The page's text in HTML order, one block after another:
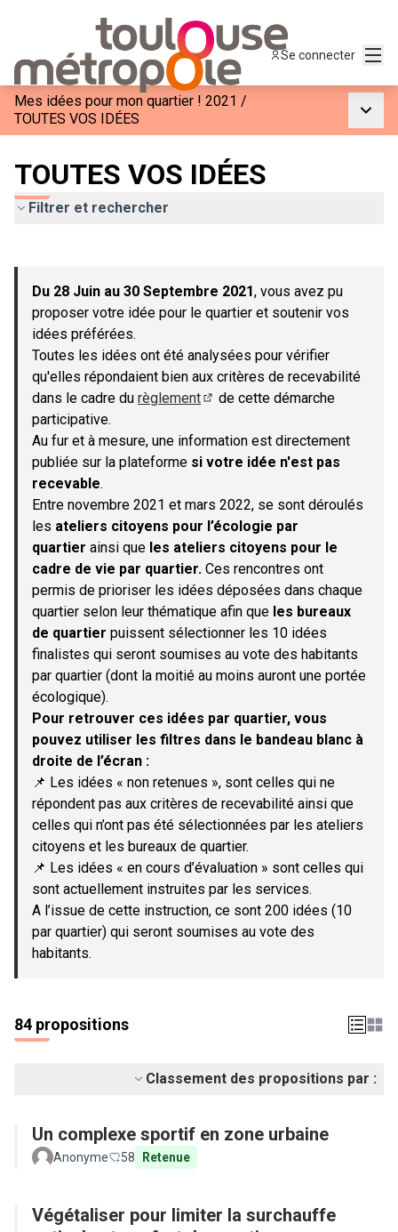
Se connecter
Mes idées pour mon quartier ! 2021 /
TOUTES VOS IDÉES
TOUTES VOS IDÉES
Filtrer et rechercher
−
Du 28 Juin au 30 Septembre 2021, vous avez pu
proposer votre idée pour le quartier et soutenir vos
idées préférées.
Toutes les idées ont été analysées pour vérifier
qu'elles répondaient bien aux critères de recevabilité
dans le cadre du règlement
de cette démarche
participative.
Au fur et à mesure, une information est directement
publiée sur la plateforme si votre idée n'est pas
recevable.
Entre novembre 2021 et mars 2022, se sont déroulés
les ateliers citoyens pour l’écologie par
quartier ainsi que les ateliers citoyens pour le
cadre de vie par quartier. Ces rencontres ont
permis de prioriser les idées déposées dans chaque
quartier selon leur thématique afin que les bureaux
de quartier puissent sélectionner les 10 idées
finalistes qui seront soumises au vote des habitants
par quartier (dont la moitié au moins auront une portée
écologique).
Pour retrouver ces idées par quartier, vous
pouvez utiliser les filtres dans le bandeau blanc à
droite de l’écran :
📌 Les idées « non retenues », sont celles qui ne
répondent pas aux critères de recevabilité ainsi que
celles qui n’ont pas été sélectionnées par les ateliers
citoyens et les bureaux de quartier.
📌 Les idées « en cours d’évaluation » sont celles qui
sont actuellement instruites par les services.
A l’issue de cette instruction, ce sont 200 idées (10
par quartier) qui seront soumises au vote des
habitants.
84 propositions
Classement des propositions par :
Un complexe sportif en zone urbaine
Anonyme 58 Retenue
Végétaliser pour limiter la surchauffe